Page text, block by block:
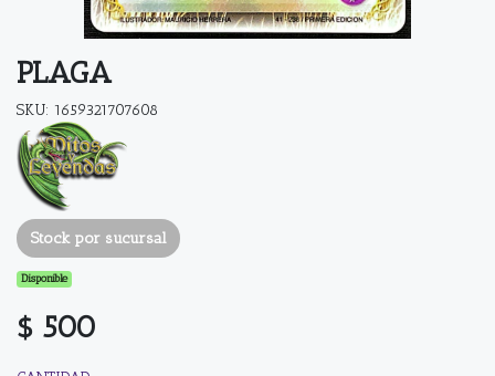
PLAGA
SKU: 1659321707608
Stock por sucursal
Disponible
$ 500